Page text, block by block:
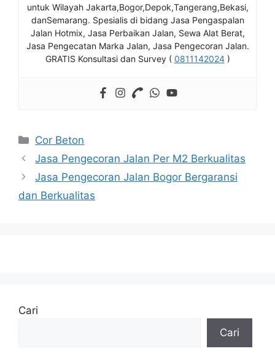
untuk Wilayah Jakarta,Bogor,Depok,Tangerang,Bekasi,
danSemarang. Spesialis di bidang Jasa Pengaspalan
Jalan Hotmix, Jasa Perbaikan Jalan, Sewa Alat Berat,
Jasa Pengecatan Marka Jalan, Jasa Pengecoran Jalan.
GRATIS Konsultasi dan Survey ( 0811142024)
Kategori
Cor Beton
Jasa Pengecoran Jalan Per M2 Berkualitas
Jasa Pengecoran Jalan Bogor Bergaransi
dan Berkualitas
Cari
Cari